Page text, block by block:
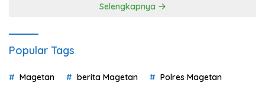
Selengkapnya
Popular Tags
Magetan berita Magetan Polres Magetan